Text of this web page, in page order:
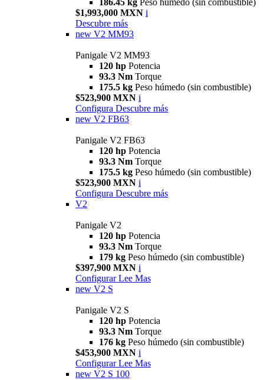
186.45 kg Peso húmedo (sin combustible)
$1,993,000 MXN i
Descubre más
new V2 MM93
Panigale V2 MM93
120 hp Potencia
93.3 Nm Torque
175.5 kg Peso húmedo (sin combustible)
$523,900 MXN i
Configura Descubre más
new V2 FB63
Panigale V2 FB63
120 hp Potencia
93.3 Nm Torque
175.5 kg Peso húmedo (sin combustible)
$523,900 MXN i
Configura Descubre más
V2
Panigale V2
120 hp Potencia
93.3 Nm Torque
179 kg Peso húmedo (sin combustible)
$397,900 MXN i
Configurar Lee Mas
new V2 S
Panigale V2 S
120 hp Potencia
93.3 Nm Torque
176 kg Peso húmedo (sin combustible)
$453,900 MXN i
Configurar Lee Mas
new V2 S 100